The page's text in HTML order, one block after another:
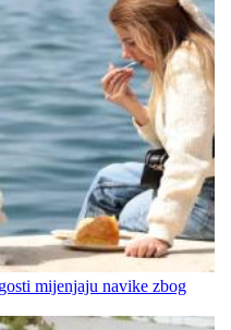
mijenjaju navike zbog